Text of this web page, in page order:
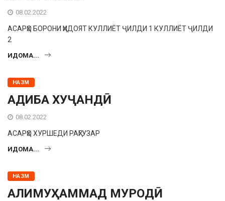
08.02.2022
АСАРҲО БОРОНИ ҲИДОЯТ КУЛЛИЁТ ҶИЛДИ 1 КУЛЛИЁТ ҶИЛДИ
2
ИДОМА...
НАЗМ
АДИБА ХУҶАНДӢ
08.02.2022
АСАРҲО ХУРШЕДИ РАҲГУЗАР
ИДОМА...
НАЗМ
АЛИМУҲАММАД МУРОДӢ